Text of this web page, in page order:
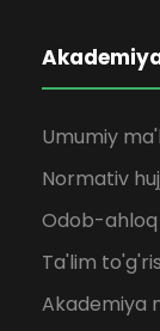
Umumiy
Normativ
Odob-
Ta'lim
Akademiya